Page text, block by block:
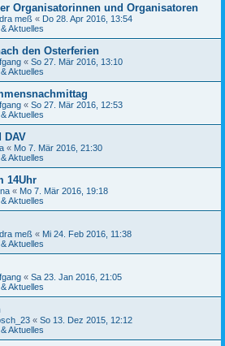
Organisatorinnen und Organisatoren
meß « Do 28. Apr 2016, 13:54
Aktuelles
den Osterferien
« So 27. Mär 2016, 13:10
Aktuelles
« So 27. Mär 2016, 12:53
Aktuelles
DAV
« Mo 7. Mär 2016, 21:30
Aktuelles
14Uhr
« Mo 7. Mär 2016, 19:18
Aktuelles
meß « Mi 24. Feb 2016, 11:38
Aktuelles
« Sa 23. Jan 2016, 21:05
Aktuelles
« So 13. Dez 2015, 12:12
Aktuelles